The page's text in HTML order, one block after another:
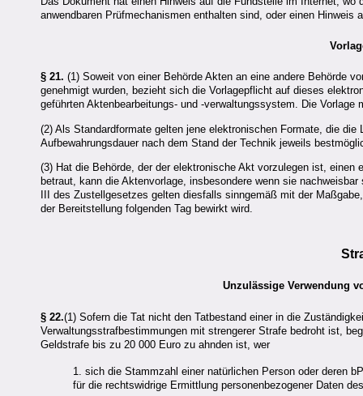
anwendbaren Prüfmechanismen enthalten sind, oder einen Hinweis
§ 21. (1) Soweit von einer Behörde Akten an eine andere Behörde
genehmigt wurden, bezieht sich die Vorlagepflicht auf dieses
geführten Aktenbearbeitungs- und -verwaltungssystem. Die Vorlage
(2) Als Standardformate gelten jene elektronischen Formate, die
Aufbewahrungsdauer nach dem Stand der Technik jeweils
(3) Hat die Behörde, der der elektronische Akt vorzulegen ist,
betraut, kann die Aktenvorlage, insbesondere wenn sie
III des Zustellgesetzes gelten diesfalls sinngemäß mit der
der Bereitstellung folgenden Tag bewirkt wird.
Unzulässige Verwendung
§ 22.(1) Sofern die Tat nicht den Tatbestand einer in die
Verwaltungsstrafbestimmungen mit strengerer Strafe bedroht ist,
Geldstrafe bis zu 20 000 Euro zu ahnden ist, wer
1. sich die Stammzahl einer natürlichen Person oder deren
für die rechtswidrige Ermittlung personenbezogener Daten